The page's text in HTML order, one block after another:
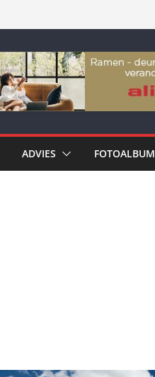
ADVIES FOTOALBUM